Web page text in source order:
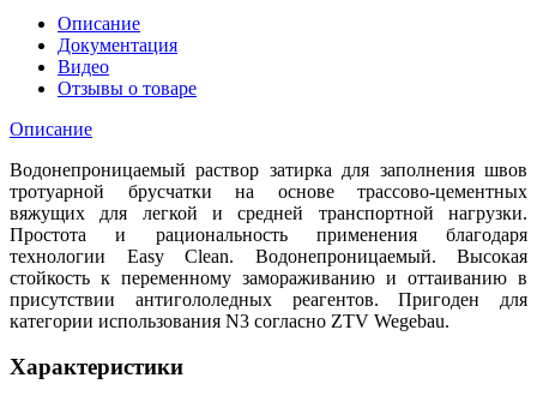
Описание
Документация
Видео
Отзывы о товаре
Описание
Водонепроницаемый раствор затирка для заполнения швов
тротуарной брусчатки на основе трассово-цементных
вяжущих для легкой и средней транспортной нагрузки.
Простота и рациональность применения благодаря
технологии Easy Clean. Водонепроницаемый. Высокая
стойкость к переменному замораживанию и оттаиванию в
присутствии антигололедных реагентов. Пригоден для
категории использования N3 согласно ZTV Wegebau.
Характеристики